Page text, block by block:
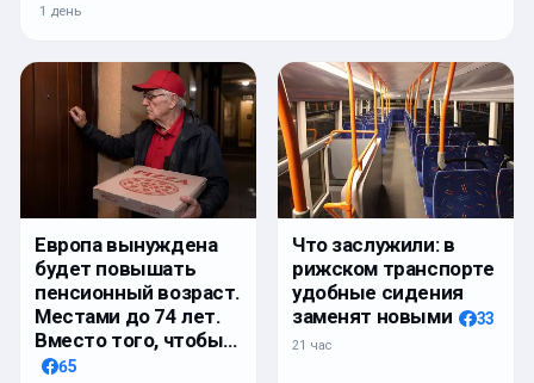
1 день
Европа вынуждена
будет повышать
пенсионный возраст.
Местами до 74 лет.
Вместо того, чтобы…
65
Что заслужили: в
рижском транспорте
удобные сидения
заменят новыми
33
21 час